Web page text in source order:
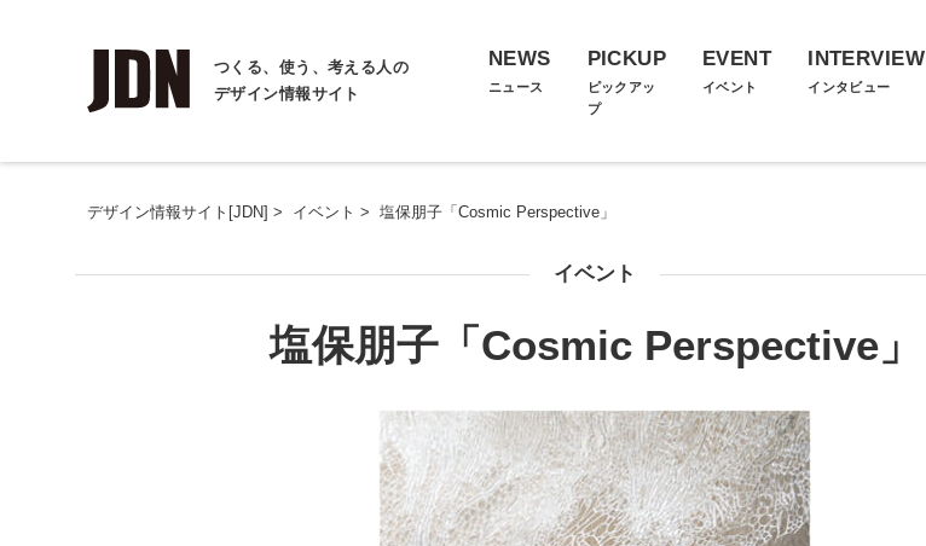
つくる、使う、考える人の
デザイン情報サイト
NEWS
ニュース
PICKUP
ピックアッ
プ
EVENT
イベント
INTERVIEW
インタビュー
デザイン情報サイト[JDN] > イベント > 塩保朋子「Cosmic Perspective」
イベント
塩保朋子「Cosmic Perspective」